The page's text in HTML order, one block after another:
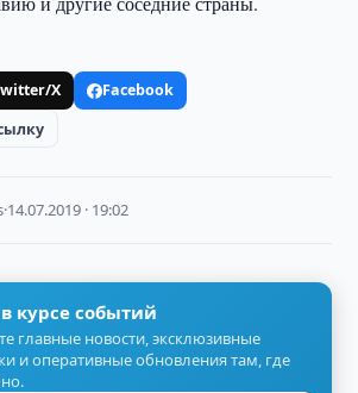
X
Facebook
·14.07.2019 · 19:02
курсе событий
главные новости, эксклюзивные
и оперативные обновления там, где